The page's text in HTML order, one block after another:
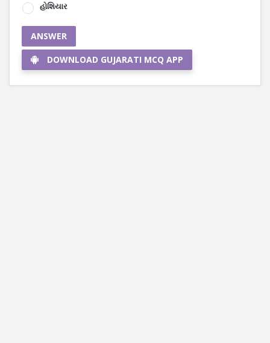
હોશિયાર
ANSWER
DOWNLOAD GUJARATI MCQ APP